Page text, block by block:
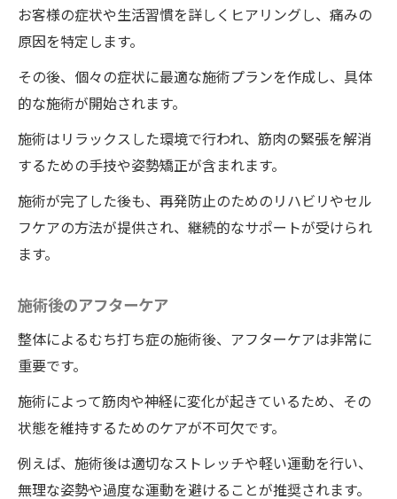
ワイルドボディの整体でむち打ち症を一回の施
術で根本から治す効果を探る
根本治療の必要性
一回で治すための具体的な技術
ワイルドボディの施術の効果を最大化する
ために
治療後の生活習慣のアドバイス
継続的な健康管理の提案
お客様の症状や生活習慣を詳しくヒアリングし、痛みの
原因を特定します。
その後、個々の症状に最適な施術プランを作成し、具体
的な施術が開始されます。
施術はリラックスした環境で行われ、筋肉の緊張を解消
するための手技や姿勢矯正が含まれます。
施術が完了した後も、再発防止のためのリハビリやセル
フケアの方法が提供され、継続的なサポートが受けられ
ます。
施術後のアフターケア
整体によるむち打ち症の施術後、アフターケアは非常に
重要です。
施術によって筋肉や神経に変化が起きているため、その
状態を維持するためのケアが不可欠です。
例えば、施術後は適切なストレッチや軽い運動を行い、
無理な姿勢や過度な運動を避けることが推奨されます。